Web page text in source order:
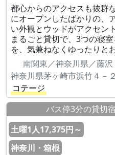
都心からのアクセスも抜群
にオープンしたばかりの、
い外観とウッドがアクセン
まるごと貸切で、3つの寝
を、気兼ねなくゆったりと
南関東／神奈川県／藤
神奈川県茅ヶ崎市浜竹４－
コテージ
バス停3分の貸切
土曜1人17,375円～
神奈川・箱根